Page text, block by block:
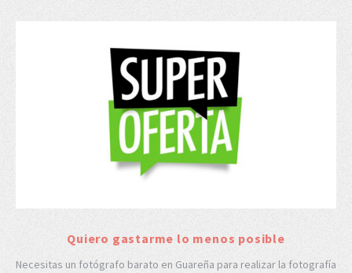
Quiero gastarme lo menos posible
Necesitas un fotógrafo barato en Guareña para realizar la fotografía